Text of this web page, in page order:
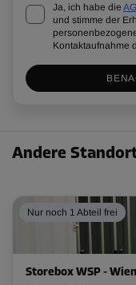
Ja, ich habe die
und stimme der
Kontaktaufnahme
Andere
Nur noch 1 Abteil frei
Storebox WSP -